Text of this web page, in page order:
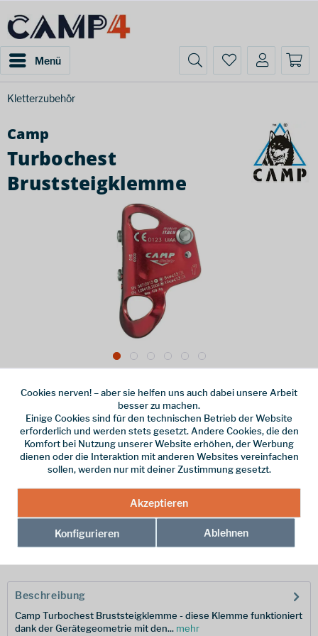
Menü
Kletterzubehör
Camp
Turbochest
Bruststeigklemme
/ Versandkostenfrei!
Online bestellen Ladenabholung
vorrätig | Lieferzeit 1-3 Werktage
Merken
Hersteller-Nr.: 2256
Beschreibung
Camp Turbochest Bruststeigklemme - diese Klemme funktioniert
dank der Gerätegeometrie mit den... mehr
Cookies nerven! – aber sie helfen uns auch dabei unsere Arbeit
besser zu machen.
Einige Cookies sind für den technischen Betrieb der Website
erforderlich und werden stets gesetzt. Andere Cookies, die den
Komfort bei Nutzung unserer Website erhöhen, der Werbung
dienen oder die Interaktion mit anderen Websites vereinfachen
sollen, werden nur mit deiner Zustimmung gesetzt.
Akzeptieren
Konfigurieren Ablehnen